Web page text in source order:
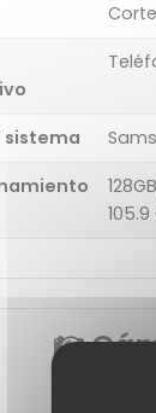
sistema
105.9